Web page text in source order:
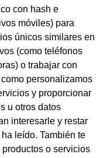
con hash e
móviles) para
únicos similares en
(como teléfonos
o trabajar con
personalizamos
y proporcionar
u otros datos
interesarle y restar
leído. También te
o servicios